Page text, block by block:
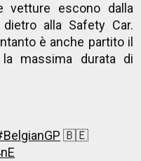
escono dalla
alla Safety Car.
è anche partito il
massima durata di
🇧🇪